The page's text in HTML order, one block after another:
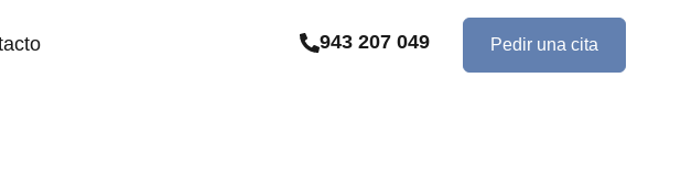
943 207 049 Pedir una cita